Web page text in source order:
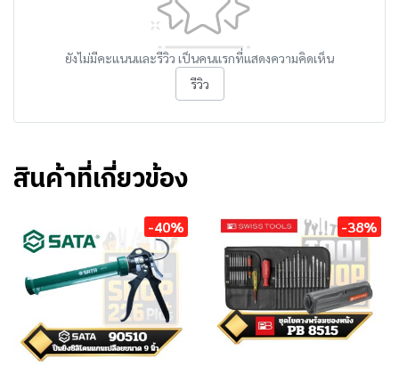
ยังไม่มีคะแนนและรีวิว เป็นคนแรกที่แสดงความคิดเห็น
รีวิว
สินค้าที่เกี่ยวข้อง
-40% -38%